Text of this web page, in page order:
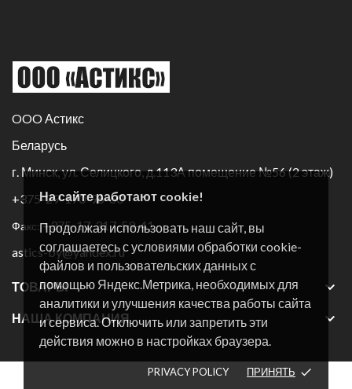
На сайте работают cookie!
Продолжая использовать наш сайт, вы
соглашаетесь с условиями обработки cookie-
файлов и пользовательских данных с
помощью Яндекс.Метрика, необходимых для
аналитики и улучшения качества работы сайта
и сервиса. Отключить или запретить эти
действия можно в настройках браузера.
PRIVACY POLICY ПРИНЯТЬ done
OOO Астикс
Беларусь
г. Минск, ул. Селицкого, д.113А помещение №56 (2 этаж)
+375-29-170-96-60
Факс:+375-17-317-59-41
astics-by@yandex.ru
ТОВАРЫ 
НАША КОМПАНИЯ 